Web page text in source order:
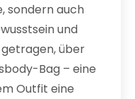
sondern auch
und
getragen, über
Bag – eine
Outfit eine